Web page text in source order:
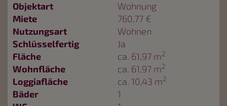
Objektart
Wohnung
Miete
760,77 €
Nutzungsart
Wohnen
Schlüsselfertig
Ja
Fläche
ca. 61,97 m2
Wohnfläche ca. 61,97 m2
Loggiafläche ca. 10,43 m2
Bäder
1